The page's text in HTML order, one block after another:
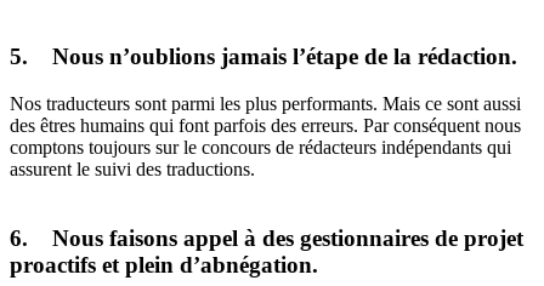
5. Nous n’oublions jamais l’étape de la rédaction.
Nos traducteurs sont parmi les plus performants. Mais ce sont aussi
des êtres humains qui font parfois des erreurs. Par conséquent nous
comptons toujours sur le concours de rédacteurs indépendants qui
assurent le suivi des traductions.
6. Nous faisons appel à des gestionnaires de projet
proactifs et plein d’abnégation.